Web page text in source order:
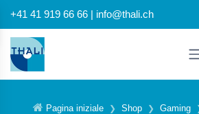
+41 41 919 66 66 | info@thali.ch
Pagina iniziale Shop Gaming